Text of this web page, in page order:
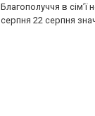
Благополуччя в
серпня 22 серпня